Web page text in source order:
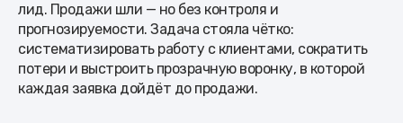
лид. Продажи шли — но без контроля и
прогнозируемости. Задача стояла чётко:
систематизировать работу с клиентами, сократить
потери и выстроить прозрачную воронку, в которой
каждая заявка дойдёт до продажи.